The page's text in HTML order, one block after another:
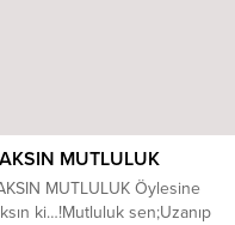
MUTLULUK
MUTLULUK Öylesine
ki…!Mutluluk sen;Uzanıp